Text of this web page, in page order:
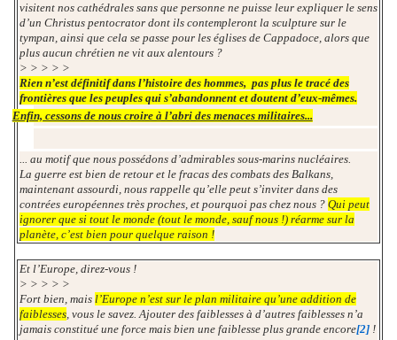
visitent nos cathédrales sans que personne ne puisse leur expliquer le sens
d’un Christus pentocrator dont ils contempleront la sculpture sur le
tympan, ainsi que cela se passe pour les églises de Cappadoce, alors que
plus aucun chrétien ne vit aux alentours ?
> > > > >
Rien n’est définitif dans l’histoire des hommes, pas plus le tracé des
frontières que les peuples qui s’abandonnent et doutent d’eux-mêmes.
Enfin, cessons de nous croire à l’abri des menaces militaires...
... au motif que nous possédons d’admirables sous-marins nucléaires.
La guerre est bien de retour et le fracas des combats des Balkans,
maintenant assourdi, nous rappelle qu’elle peut s’inviter dans des
contrées européennes très proches, et pourquoi pas chez nous ? Qui peut
ignorer que si tout le monde (tout le monde, sauf nous !) réarme sur la
planète, c’est bien pour quelque raison !
Et l’Europe, direz-vous !
> > > > >
Fort bien, mais l’Europe n’est sur le plan militaire qu’une addition de
faiblesses, vous le savez. Ajouter des faiblesses à d’autres faiblesses n’a
jamais constitué une force mais bien une faiblesse plus grande encore[2]!